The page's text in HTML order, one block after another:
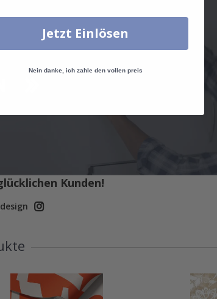
Kunden!
Jetzt Einlösen
Nein danke, ich zahle den vollen preis